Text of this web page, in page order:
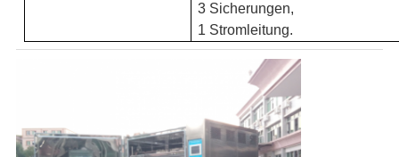
3 Sicherungen,
1 Stromleitung.